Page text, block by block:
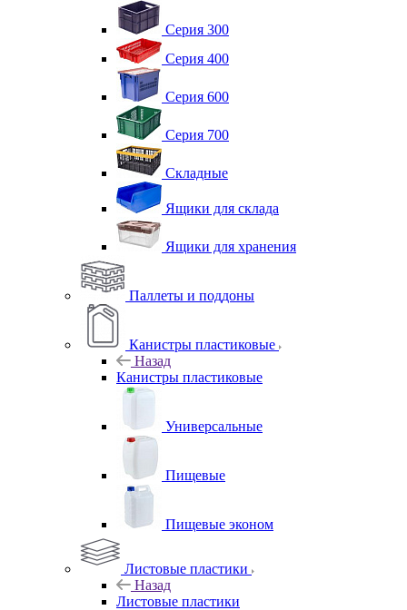
Серия 300
Серия 400
Серия 600
Серия 700
Складные
Ящики для склада
Ящики для хранения
Паллеты и поддоны
Канистры пластиковые
Назад
Канистры пластиковые
Универсальные
Пищевые
Пищевые эконом
Листовые пластики
Назад
Листовые пластики